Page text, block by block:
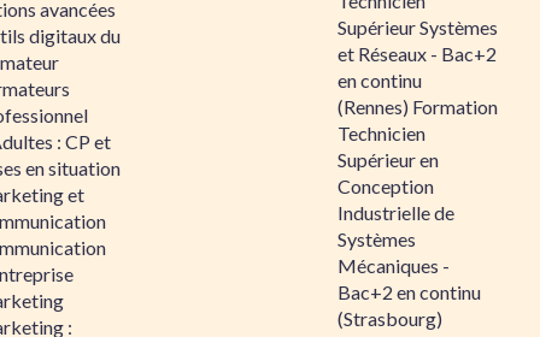
avancées
digitaux du
: CP et
en situation
et
:
Supérieur Systèmes
et Réseaux - Bac+2
en continu
(Rennes) Formation
Technicien
Supérieur en
Conception
Industrielle de
Systèmes
Mécaniques -
Bac+2 en continu
(Strasbourg)